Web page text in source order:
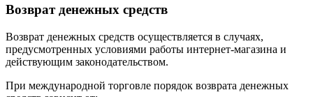
Возврат денежных средств
Возврат денежных средств осуществляется в случаях,
предусмотренных условиями работы интернет-магазина и
действующим законодательством.
При международной торговле порядок возврата денежных